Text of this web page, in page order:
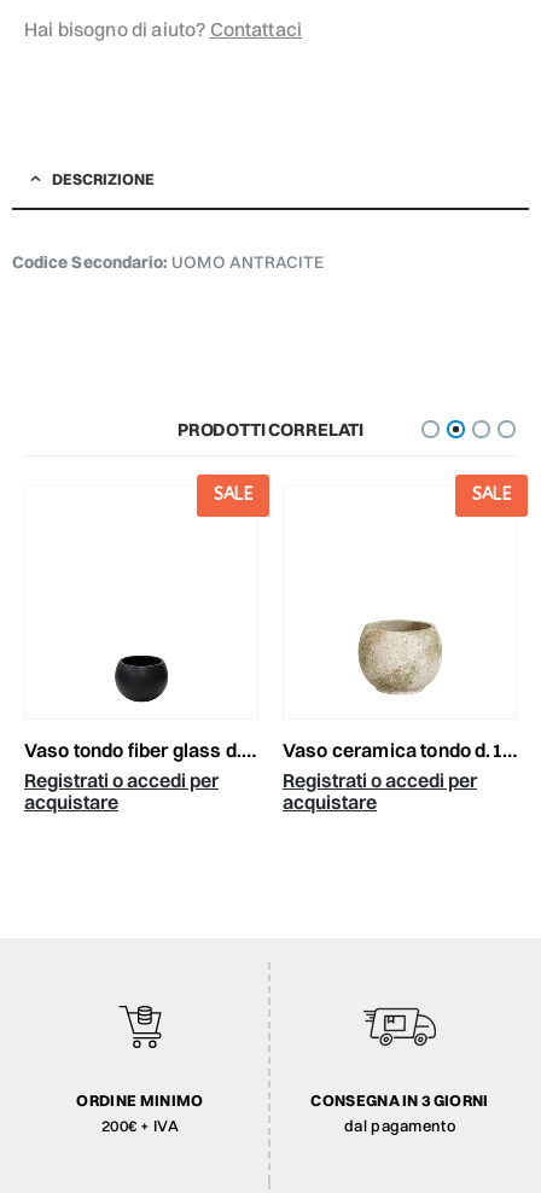
Hai bisogno di aiuto? Contattaci
DESCRIZIONE
Codice Secondario: UOMO ANTRACITE
PRODOTTI CORRELATI
SALE
vaso tondo fiber glass d.27 cm h.22 cm (s) nero
Registrati o accedi per
acquistare
SALE
vaso ceramica tondo d.17 cm h.13 cm -tommy- verde
Registrati o accedi per
acquistare
ORDINE MINIMO
200€ + IVA
CONSEGNA IN 3 GIORNI
dal pagamento